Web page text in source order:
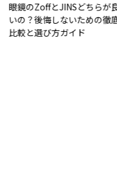
眼鏡のZoffとJINSどちらが良
いの？後悔しないための徹底
比較と選び方ガイド